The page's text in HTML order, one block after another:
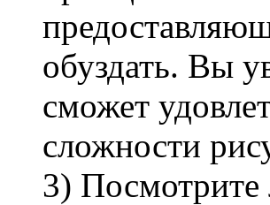
обуздать. Вы
сможет
сложности
3)